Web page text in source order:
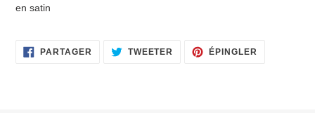
panier
en satin
PARTAGER PARTAGER
SUR
TWEETER TWEETER
SUR
ÉPINGLER